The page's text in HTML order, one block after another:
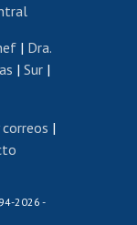
títulos
Estudiantil
| Dra.
| Sur |
|
2026 -